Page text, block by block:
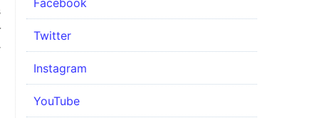
Facebook
Twitter
Instagram
YouTube